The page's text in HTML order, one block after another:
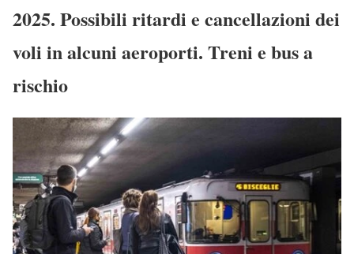
2025. Possibili ritardi e cancellazioni dei
voli in alcuni aeroporti. Treni e bus a
rischio